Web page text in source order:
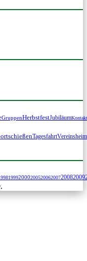
GruppenHerbstfestJubiläumKontakt
TagesfahrtVereinsheim
1999200020052006200720082009